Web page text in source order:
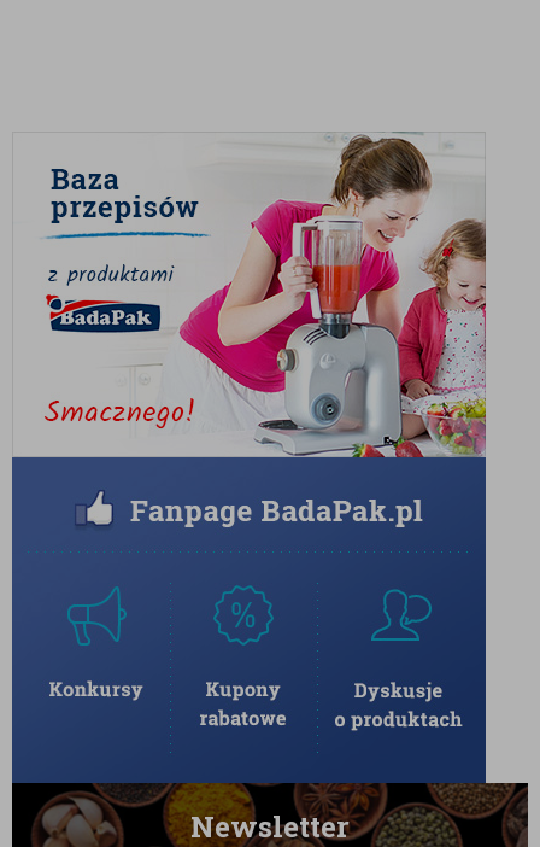
Newsletter